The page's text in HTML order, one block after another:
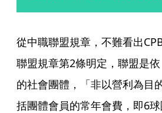
從中職聯盟規章，不難看出
聯盟規章第2條明定，聯盟是
的社會團體，「非以營利為目
括團體會員的常年會費，即6